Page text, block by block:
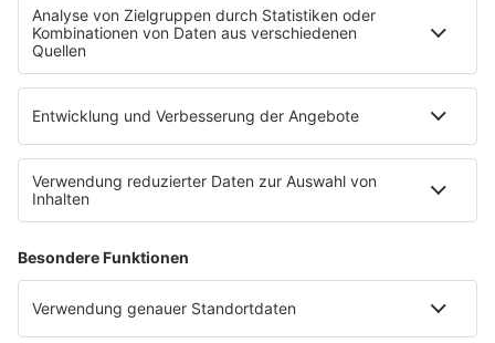
Werbung buchen
Presse
Teilnahmebedingungen
Kontakt
Partner
Radioplayer
Eisbären
Berliner Rundfunk 91.4
94,3 RS2